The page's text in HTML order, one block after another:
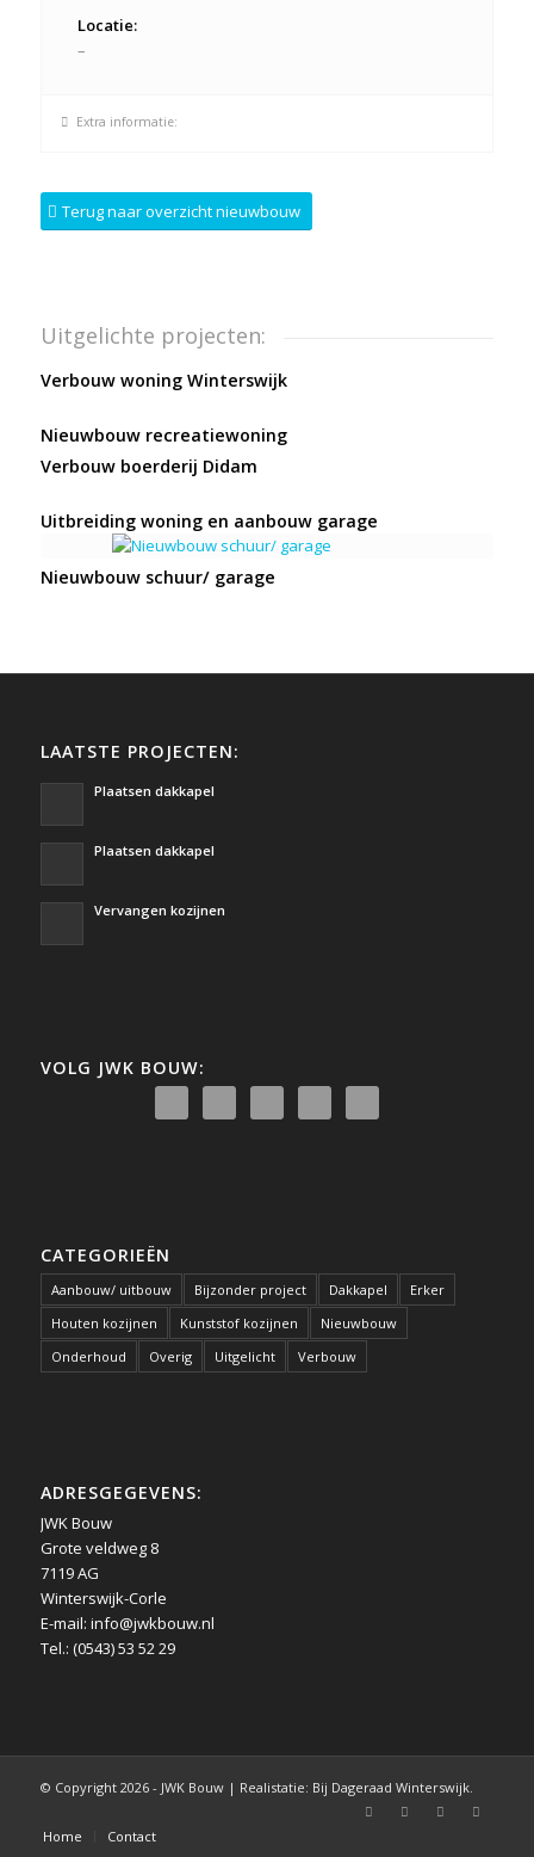
Locatie:
–
Extra informatie:
Terug naar overzicht nieuwbouw
Uitgelichte projecten:
Verbouw woning Winterswijk
Nieuwbouw recreatiewoning
Verbouw boerderij Didam
Uitbreiding woning en aanbouw garage
Nieuwbouw schuur/ garage
LAATSTE PROJECTEN:
Plaatsen dakkapel
Plaatsen dakkapel
Vervangen kozijnen
VOLG JWK BOUW:
CATEGORIEËN
Aanbouw/ uitbouw Bijzonder project Dakkapel
Erker
Houten kozijnen
Kunststof kozijnen
Nieuwbouw
Onderhoud
Overig Uitgelicht Verbouw
ADRESGEGEVENS:
JWK Bouw
Grote veldweg 8
7119 AG
Winterswijk-Corle
E-mail: info@jwkbouw.nl
Tel.: (0543) 53 52 29
© Copyright 2026 - JWK Bouw | Realistatie: Bij Dageraad Winterswijk.
Home Contact